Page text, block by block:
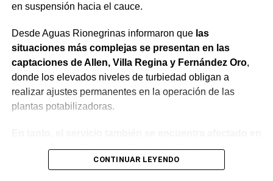
en suspensión hacia el cauce.
Desde Aguas Rionegrinas informaron que las
situaciones más complejas se presentan en las
captaciones de Allen, Villa Regina y Fernández Oro,
donde los elevados niveles de turbiedad obligan a
realizar ajustes permanentes en la operación de las
plantas potabilizadoras.
General Roca, Cipolletti y Balsa Las Perlas,
localidades donde podrían registrarse bajas de
CONTINUAR LEYENDO